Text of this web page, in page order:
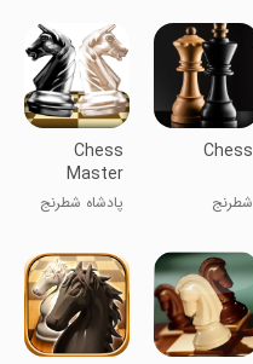
Chess
شطرنج
Chess
Master
King
پادشاه شطرنج